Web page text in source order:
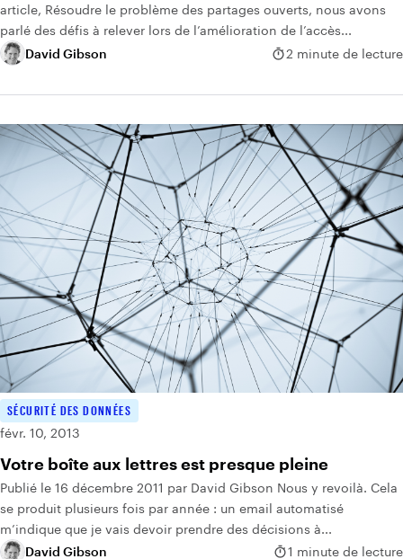
article, Résoudre le problème des partages ouverts, nous avons
parlé des défis à relever lors de l’amélioration de l’accès...
David Gibson
2 minute de lecture
SÉCURITÉ DES DONNÉES
févr. 10, 2013
Votre boîte aux lettres est presque pleine
Publié le 16 décembre 2011 par David Gibson Nous y revoilà. Cela
se produit plusieurs fois par année : un email automatisé
m’indique que je vais devoir prendre des décisions à...
David Gibson
1 minute de lecture